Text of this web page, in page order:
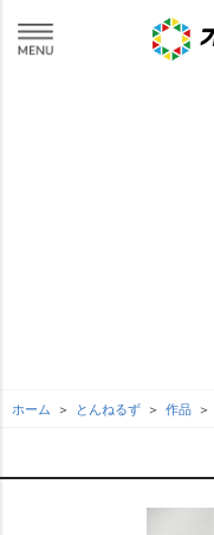
ホーム とんねるず 作品